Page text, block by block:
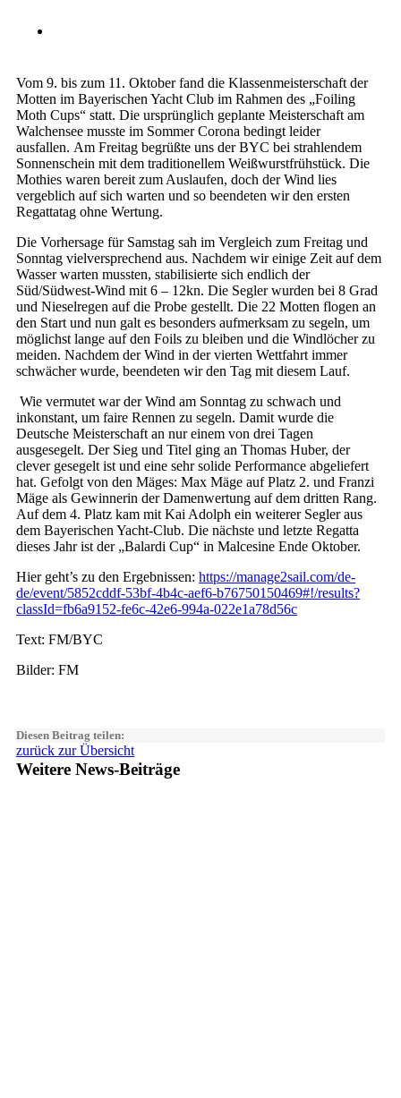
Vom 9. bis zum 11. Oktober fand die Klassenmeisterschaft der
Motten im Bayerischen Yacht Club im Rahmen des „Foiling
Moth Cups“ statt. Die ursprünglich geplante Meisterschaft am
Walchensee musste im Sommer Corona bedingt leider
ausfallen. Am Freitag begrüßte uns der BYC bei strahlendem
Sonnenschein mit dem traditionellem Weißwurstfrühstück. Die
Mothies waren bereit zum Auslaufen, doch der Wind lies
vergeblich auf sich warten und so beendeten wir den ersten
Regattatag ohne Wertung.
Die Vorhersage für Samstag sah im Vergleich zum Freitag und
Sonntag vielversprechend aus. Nachdem wir einige Zeit auf dem
Wasser warten mussten, stabilisierte sich endlich der
Süd/Südwest-Wind mit 6 – 12kn. Die Segler wurden bei 8 Grad
und Nieselregen auf die Probe gestellt. Die 22 Motten flogen an
den Start und nun galt es besonders aufmerksam zu segeln, um
möglichst lange auf den Foils zu bleiben und die Windlöcher zu
meiden. Nachdem der Wind in der vierten Wettfahrt immer
schwächer wurde, beendeten wir den Tag mit diesem Lauf.
Wie vermutet war der Wind am Sonntag zu schwach und
inkonstant, um faire Rennen zu segeln. Damit wurde die
Deutsche Meisterschaft an nur einem von drei Tagen
ausgesegelt. Der Sieg und Titel ging an Thomas Huber, der
clever gesegelt ist und eine sehr solide Performance abgeliefert
hat. Gefolgt von den Mäges: Max Mäge auf Platz 2. und Franzi
Mäge als Gewinnerin der Damenwertung auf dem dritten Rang.
Auf dem 4. Platz kam mit Kai Adolph ein weiterer Segler aus
dem Bayerischen Yacht-Club. Die nächste und letzte Regatta
dieses Jahr ist der „Balardi Cup“ in Malcesine Ende Oktober.
Hier geht’s zu den Ergebnissen:https://manage2sail.com/de-
de/event/5852cddf-53bf-4b4c-aef6-b76750150469#!/results?
classId=fb6a9152-fe6c-42e6-994a-022e1a78d56c
Text: FM/BYC
Bilder: FM
Diesen Beitrag teilen:
zurück zur Übersicht
Weitere News-Beiträge